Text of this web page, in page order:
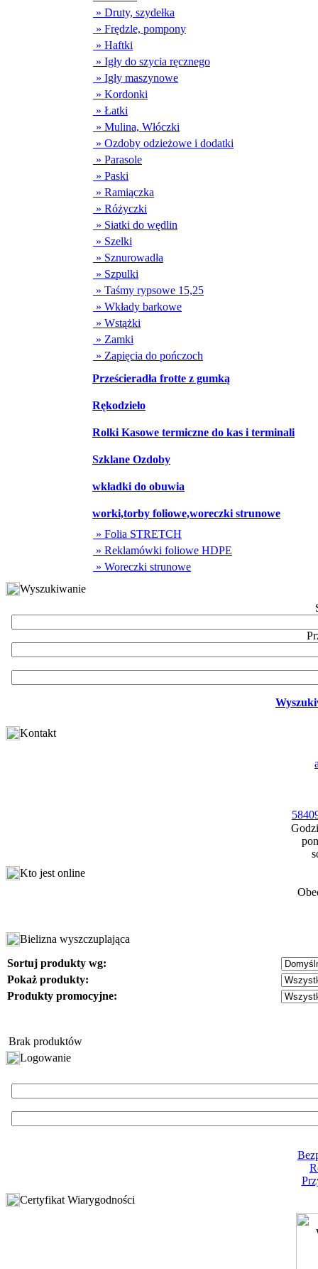
» Druty, szydełka
» Frędzle, pompony
» Haftki
» Igły do szycia ręcznego
» Igły maszynowe
» Kordonki
» Łatki
» Mulina, Włóczki
» Ozdoby odzieżowe i dodatki
» Parasole
» Paski
» Ramiączka
» Różyczki
» Siatki do wędlin
» Szelki
» Sznurowadła
» Szpulki
» Taśmy rypsowe 15,25
» Wkłady barkowe
» Wstążki
» Zamki
» Zapięcia do pończoch
Prześcieradła frotte z gumką
Rękodzieło
Rolki Kasowe termiczne do kas i terminali
Szklane Ozdoby
wkładki do obuwia
worki,torby foliowe,woreczki strunowe
» Folia STRETCH
» Reklamówki foliowe HDPE
» Woreczki strunowe
Wyszukiwanie
Kontakt
Kto jest online
Bielizna wyszczuplająca
Sortuj produkty wg:
Pokaż produkty:
Produkty promocyjne:
Brak produktów
Logowanie
Certyfikat Wiarygodności